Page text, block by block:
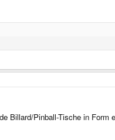
Billard/Pinball-Tische in